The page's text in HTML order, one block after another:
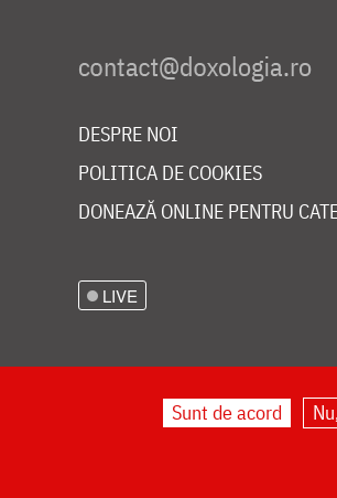
DESPRE NOI
POLITICA DE COOKIES
DONEAZĂ ONLINE PENTRU
LIVE
Sunt de acord